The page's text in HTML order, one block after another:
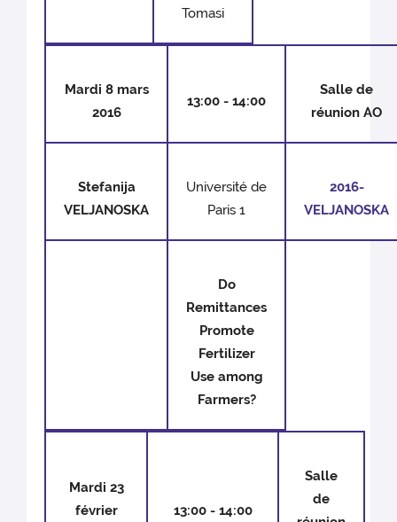
Tomasi
Mardi 8 mars
2016
13:00 - 14:00
Salle de
réunion AO
Stefanija
VELJANOSKA
Université de
Paris 1
2016-
VELJANOSKA
Do
Remittances
Promote
Fertilizer
Use among
Farmers?
Mardi 23
février
13:00 - 14:00
Salle
de